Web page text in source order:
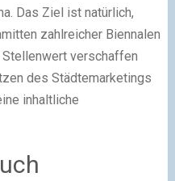
Das Ziel ist natürlich,
zahlreicher Biennalen
verschaffen
des Städtemarketings
inhaltliche